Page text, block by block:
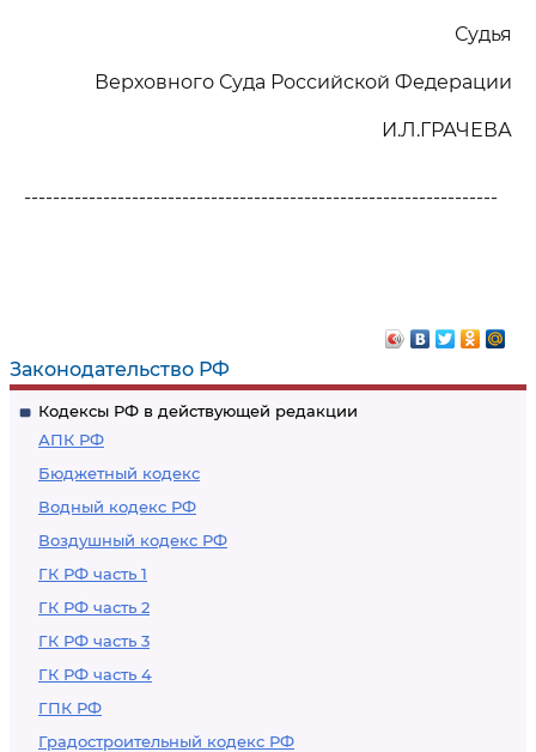
Законодательство РФ
Кодексы РФ в действующей редакции
АПК РФ
Бюджетный кодекс
Водный кодекс РФ
Воздушный кодекс РФ
ГК РФ часть 1
ГК РФ часть 2
ГК РФ часть 3
ГК РФ часть 4
ГПК РФ
Градостроительный кодекс РФ
Судья
Верховного Суда Российской Федерации
И.Л.ГРАЧЕВА
------------------------------------------------------------------